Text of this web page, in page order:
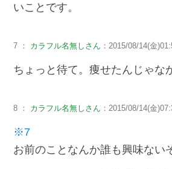
いことです。
7 ： カラフル名無しさん ：2015/08/14(金
ちょっと待て。痩せたんじゃな
8 ： カラフル名無しさん ：2015/08/14(金
※7
お前のことなんか誰も興味ない